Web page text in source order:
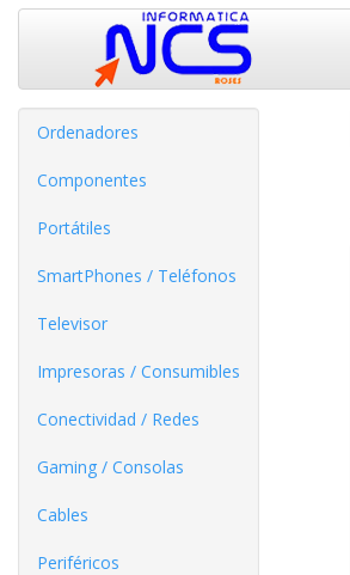
Ordenadores
Componentes
Portátiles
SmartPhones / Teléfonos
Televisor
Impresoras / Consumibles
Conectividad / Redes
Gaming / Consolas
Cables
Periféricos